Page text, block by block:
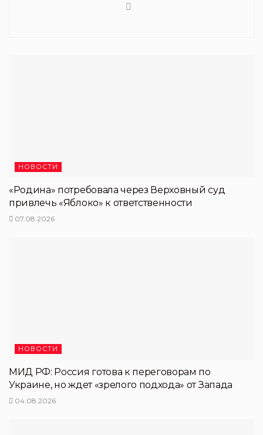
НОВОСТИ
«Родина» потребовала через Верховный суд
привлечь «Яблоко» к ответственности
07.08.2026
НОВОСТИ
МИД РФ: Россия готова к переговорам по
Украине, но ждет «зрелого подхода» от Запада
04.08.2026